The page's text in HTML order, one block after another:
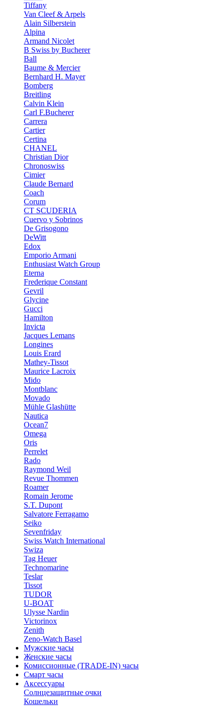
Tiffany
Van Cleef & Arpels
Alain Silberstein
Alpina
Armand Nicolet
B Swiss by Bucherer
Ball
Baume & Mercier
Bernhard H. Mayer
Bomberg
Breitling
Calvin Klein
Carl F.Bucherer
Carrera
Cartier
Certina
CHANEL
Christian Dior
Chronoswiss
Cimier
Claude Bernard
Coach
Corum
CT SCUDERIA
Cuervo y Sobrinos
De Grisogono
DeWitt
Edox
Emporio Armani
Enthusiast Watch Group
Eterna
Frederique Constant
Gevril
Glycine
Gucci
Hamilton
Invicta
Jacques Lemans
Longines
Louis Erard
Mathey-Tissot
Maurice Lacroix
Mido
Montblanc
Movado
Mühle Glashütte
Nautica
Ocean7
Omega
Oris
Perrelet
Rado
Raymond Weil
Revue Thommen
Roamer
Romain Jerome
S.T. Dupont
Salvatore Ferragamo
Seiko
Sevenfriday
Swiss Watch International
Swiza
Tag Heuer
Technomarine
Teslar
Tissot
TUDOR
U-BOAT
Ulysse Nardin
Victorinox
Zenith
Zeno-Watch Basel
Мужские часы
Женские часы
Комиссионные (TRADE-IN) часы
Смарт часы
Аксессуары
Солнцезащитные очки
Кошельки